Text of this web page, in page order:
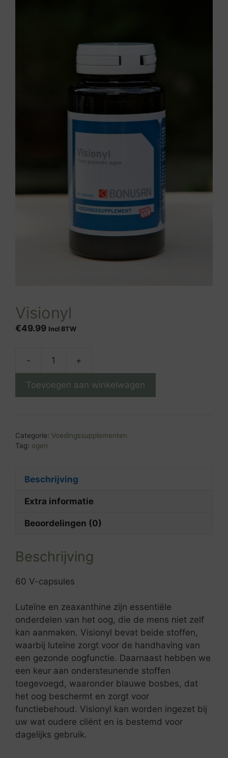
Visionyl
€49.99 Incl BTW
- +
Toevoegen aan winkelwagen
Categorie: Voedingssupplementen
Tag: ogen
Beschrijving
Extra informatie
Beoordelingen (0)
Beschrijving
60 V-capsules
Luteïne en zeaxanthine zijn essentiële
onderdelen van het oog, die de mens niet zelf
kan aanmaken. Visionyl bevat beide stoffen,
waarbij luteïne zorgt voor de handhaving van
een gezonde oogfunctie. Daarnaast hebben we
een keur aan ondersteunende stoffen
toegevoegd, waaronder blauwe bosbes, dat
het oog beschermt en zorgt voor
functiebehoud. Visionyl kan worden ingezet bij
uw wat oudere cliënt en is bestemd voor
dagelijks gebruik.